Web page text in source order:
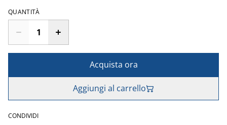
QUANTITÀ
Acquista ora
Aggiungi al carrello
CONDIVIDI